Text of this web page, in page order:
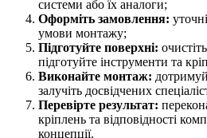
системи або їх аналоги;
Оформіть замовлення:
умови монтажу;
Підготуйте поверхні:
підготуйте інструменти та
Виконайте монтаж:
залучіть досвідчених
Перевірте результат:
кріплень та відповідності
концепції.